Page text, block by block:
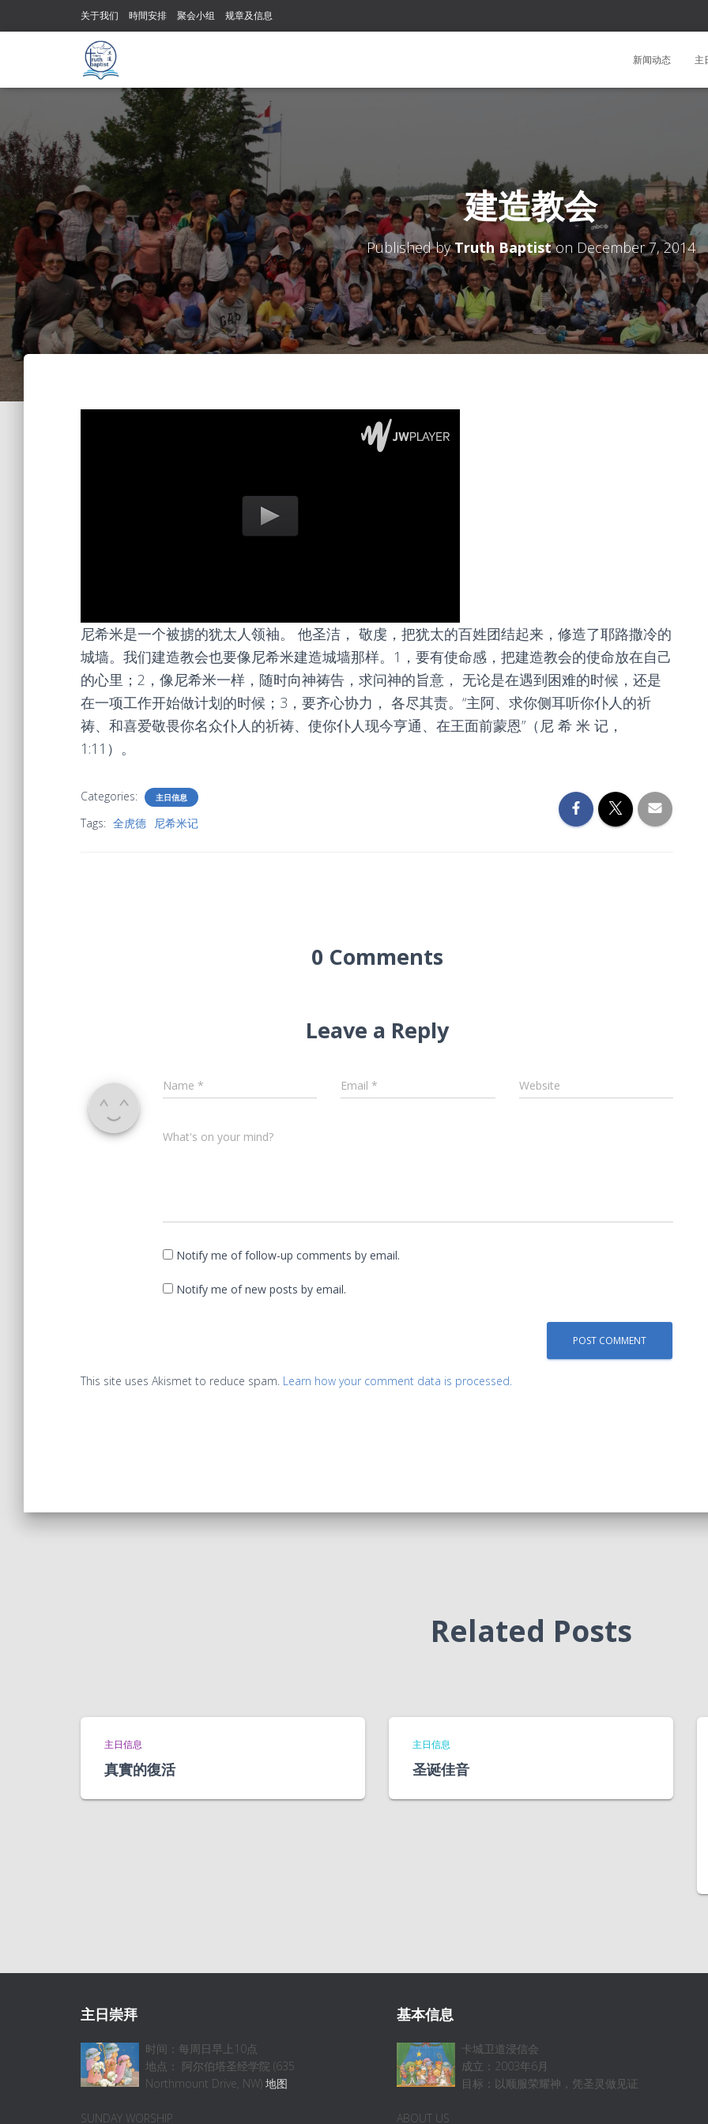
关于我们 時間安排 聚会小组 规章及信息
新闻动态 主
建造教会
Published byTruth Baptiston December 7, 2014
尼希米是一个被掳的犹太人领袖。 他圣洁， 敬虔，把犹太的百姓团结起来，修造了耶路撒冷的
城墙。我们建造教会也要像尼希米建造城墙那样。1，要有使命感，把建造教会的使命放在自己
的心里；2，像尼希米一样，随时向神祷告，求问神的旨意， 无论是在遇到困难的时候，还是
在一项工作开始做计划的时候；3，要齐心协力， 各尽其责。“主阿、求你侧耳听你仆人的祈
祷、和喜爱敬畏你名众仆人的祈祷、使你仆人现今亨通、在王面前蒙恩”（尼 希 米 记，
1:11）。
Categories: 主日信息
Tags: 全虎德 尼希米记
0 Comments
Leave a Reply
Name * Email * Website
What's on your mind?
Notify me of follow-up comments by email.
Notify me of new posts by email.
This site uses Akismet to reduce spam. Learn how your comment data is processed.
Related Posts
主日信息
真實的復活
主日信息
圣诞佳音
主日崇拜
时间：每周日早上10点
地点： 阿尔伯塔圣经学院 (635
Northmount Drive, NW) 地图
SUNDAY WORSHIP
基本信息
卡城卫道浸信会
成立：2003年6月
目标：以顺服荣耀神，凭圣灵做见证
ABOUT US